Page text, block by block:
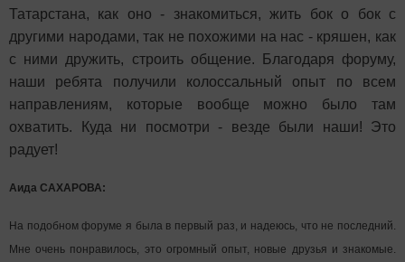
Татарстана, как оно - знакомиться, жить бок о бок с
другими народами, так не похожими на нас - кряшен, как
с ними дружить, строить общение. Благодаря форуму,
наши ребята получили колоссальный опыт по всем
направлениям, которые вообще можно было там
охватить. Куда ни посмотри - везде были наши! Это
радует!
Аида САХАРОВА:
На подобном форуме я была в первый раз, и надеюсь, что не последний.
Мне очень понравилось, это огромный опыт, новые друзья и знакомые.